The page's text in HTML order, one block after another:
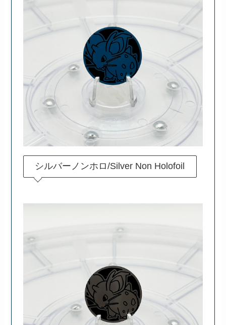
シルバーノンホロ/Silver Non Holofoil